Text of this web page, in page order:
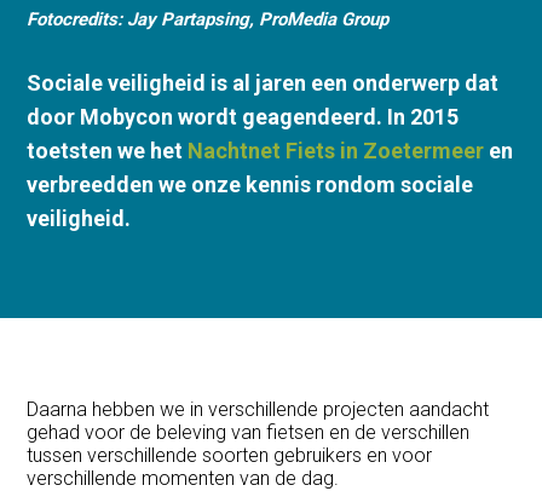
Fotocredits: Jay Partapsing, ProMedia Group
Sociale veiligheid is al jaren een onderwerp dat
door Mobycon wordt geagendeerd. In 2015
toetsten we het Nachtnet Fiets in Zoetermeer en
verbreedden we onze kennis rondom sociale
veiligheid.
Daarna hebben we in verschillende projecten aandacht
gehad voor de beleving van fietsen en de verschillen
tussen verschillende soorten gebruikers en voor
verschillende momenten van de dag.